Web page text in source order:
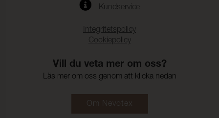
Kundservice
Integritetspolicy
Cookiepolicy
Vill du veta mer om oss?
Läs mer om oss genom att klicka nedan
Om Nevotex